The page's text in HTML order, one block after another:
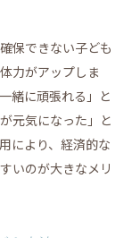
保できない子ども
力がアップしま
緒に頑張れる」と
元気になった」と
により、経済的な
いのが大きなメリ